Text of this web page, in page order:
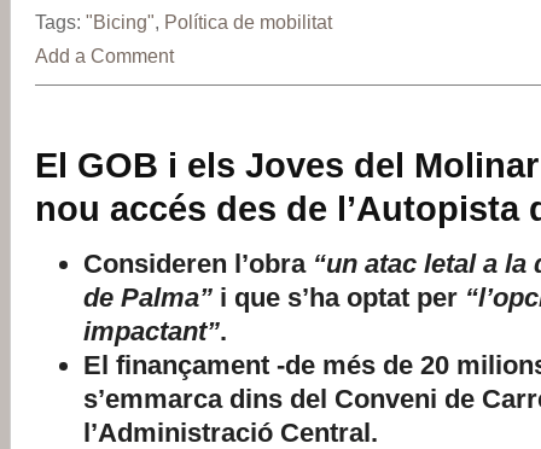
Tags: "Bicing" Política de mobilitat
Add a Comment
El GOB i els Joves del
nou accés des de l’Autopista
Consideren l’obra “un atac letal a
de Palma” i que s’ha optat per
impactant”.
El finançament -de més de 20
s’emmarca dins del Conveni de
l’Administració Central.